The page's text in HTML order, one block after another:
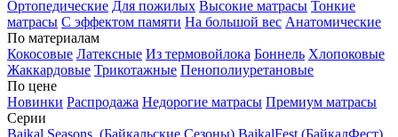
Ортопедические Для пожилых Высокие матрасы Тонкие
матрасы С эффектом памяти На большой вес Анатомические
По материалам
Кокосовые Латексные Из термовойлока Боннель Хлопоковые
Жаккардовые Трикотажные Пенополиуретановые
По цене
Новинки Распродажа Недорогие матрасы Премиум матрасы
Серии
Baikal Seasons. (Байкальские Сезоны) BaikalFest (БайкалФест)